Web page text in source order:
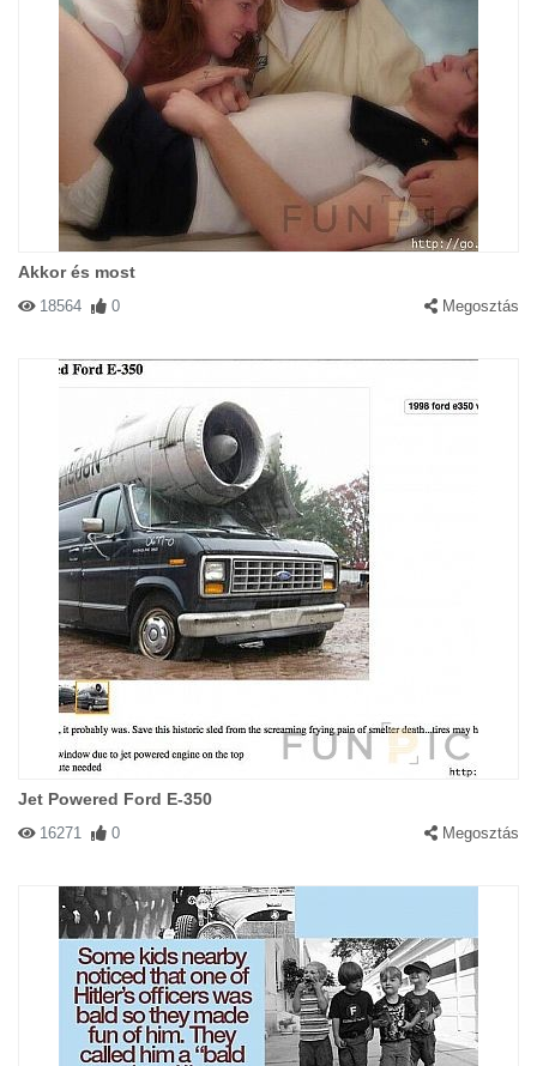
Akkor és most
18564 0 Megosztás
Jet Powered Ford E-350
16271 0 Megosztás